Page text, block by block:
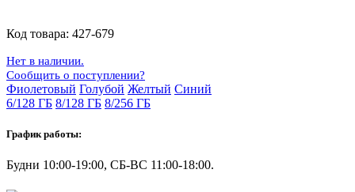
Код товара: 427-679
Нет в наличии.
Сообщить о поступлении?
Фиолетовый Голубой Желтый Синий
6/128 ГБ 8/128 ГБ 8/256 ГБ
График работы:
Будни 10:00-19:00, СБ-ВС 11:00-18:00.